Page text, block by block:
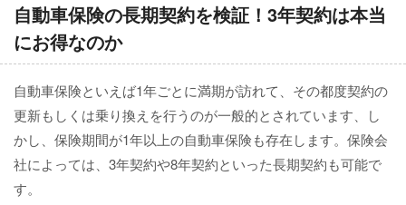
自動車保険の長期契約を検証！3年契約は本当
にお得なのか
自動車保険といえば1年ごとに満期が訪れて、その都度契約の
更新もしくは乗り換えを行うのが一般的とされています、し
かし、保険期間が1年以上の自動車保険も存在します。保険会
社によっては、3年契約や8年契約といった長期契約も可能で
す。